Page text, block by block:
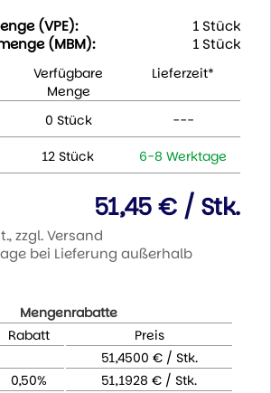
(VPE):
1 Stück
(MBM):
1 Stück
Verfügbare
Menge
Lieferzeit*
0 Stück ---
12 Stück 6-8 Werktage
51,45 € / Stk.
zzgl. Versand
bei Lieferung außerhalb
Mengenrabatte
Rabatt
Preis
51,4500 € / Stk.
0,50%
51,1928 € / Stk.